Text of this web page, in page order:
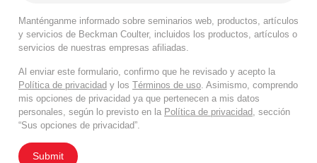
Manténganme informado sobre seminarios web, productos, artículos
y servicios de Beckman Coulter, incluidos los productos, artículos o
servicios de nuestras empresas afiliadas.
Al enviar este formulario, confirmo que he revisado y acepto la
Política de privacidad y los Términos de uso. Asimismo, comprendo
mis opciones de privacidad ya que pertenecen a mis datos
personales, según lo previsto en la Política de privacidad, sección
“Sus opciones de privacidad”.
Submit